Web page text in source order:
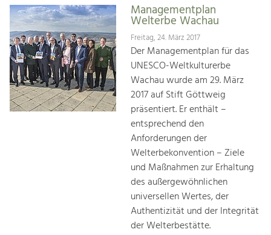
Managementplan
Welterbe Wachau
Freitag, 24. März 2017
Der Managementplan für das
UNESCO-Weltkulturerbe
Wachau wurde am 29. März
2017 auf Stift Göttweig
präsentiert. Er enthält –
entsprechend den
Anforderungen der
Welterbekonvention – Ziele
und Maßnahmen zur Erhaltung
des außergewöhnlichen
universellen Wertes, der
Authentizität und der Integrität
der Welterbestätte.